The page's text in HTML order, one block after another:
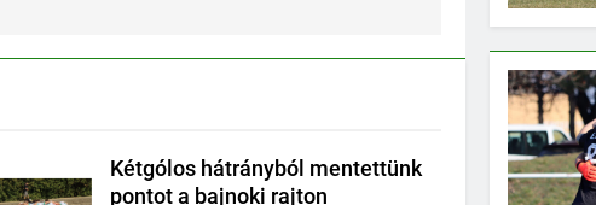
Kétgólos hátrányból mentettünk
pontot a bajnoki rajton